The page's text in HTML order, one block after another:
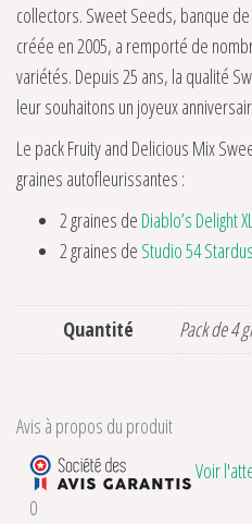
collectors. Sweet Seeds, banque
créée en 2005, a remporté de
variétés. Depuis 25 ans, la qualité
leur souhaitons un joyeux
Le pack Fruity and Delicious Mix
graines autofleurissantes :
2 graines de Diablo’s Delight
2 graines de Studio 54
Quantité Pack de 4
Avis à propos du produit
Voir
0